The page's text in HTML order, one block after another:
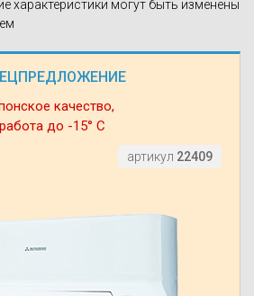
качество,
работа до -15° С
артикул 22409
характеристики могут быть изменены